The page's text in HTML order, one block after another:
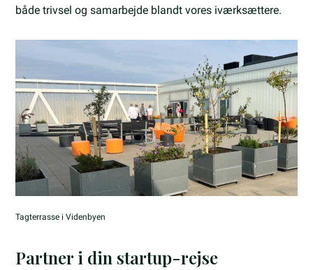
både trivsel og samarbejde blandt vores iværksættere.
Tagterrasse i Videnbyen
Partner i din startup-rejse